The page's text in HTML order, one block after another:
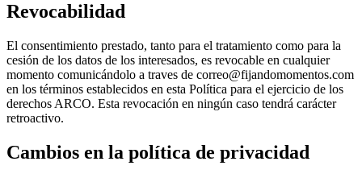
Revocabilidad
El consentimiento prestado, tanto para el tratamiento como para la
cesión de los datos de los interesados, es revocable en cualquier
momento comunicándolo a traves de correo@fijandomomentos.com
en los términos establecidos en esta Política para el ejercicio de los
derechos ARCO. Esta revocación en ningún caso tendrá carácter
retroactivo.
Cambios en la política de privacidad